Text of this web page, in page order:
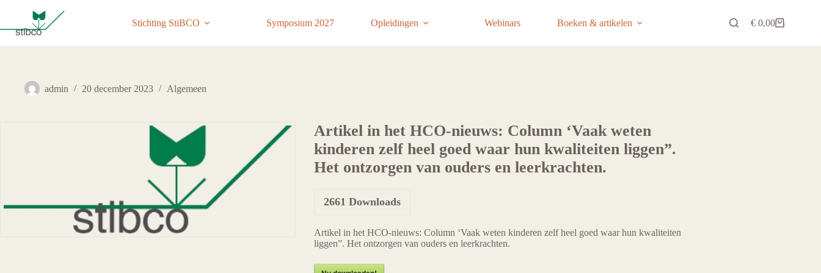
de
inhoud
Stichting StiBCO Symposium 2027 Opleidingen Webinars Boeken & artikelen Winkelwagen
€ 0,00
admin 20 december 2023 Algemeen
Artikel in het HCO-nieuws: Column ‘Vaak weten
kinderen zelf heel goed waar hun kwaliteiten liggen”.
Het ontzorgen van ouders en leerkrachten.
2661 Downloads
Artikel in het HCO-nieuws: Column ‘Vaak weten kinderen zelf heel goed waar hun kwaliteiten
liggen”. Het ontzorgen van ouders en leerkrachten.